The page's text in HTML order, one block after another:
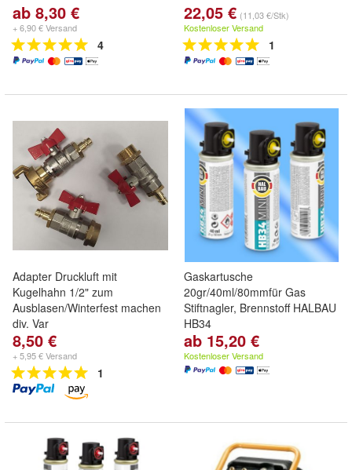
ab 8,30 €
+ 6,90 € Versand
4
22,05 € (11,03 €/Stk)
Kostenloser Versand
1
Adapter Druckluft mit
Kugelhahn 1/2" zum
Ausblasen/Winterfest machen
div. Var
8,50 €
+ 5,95 € Versand
1
Gaskartusche
20gr/40ml/80mmfür Gas
Stiftnagler, Brennstoff HALBAU
HB34
ab 15,20 €
Kostenloser Versand